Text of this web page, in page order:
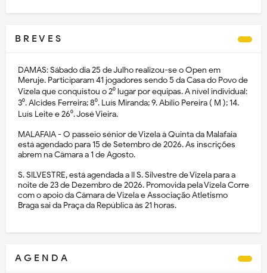
B R E V E S
DAMAS: Sábado dia 25 de Julho realizou-se o Open em
Meruje. Participaram 41 jogadores sendo 5 da Casa do Povo de
Vizela que conquistou o 2⁰ lugar por equipas. A nível individual:
3⁰. Alcides Ferreira; 8⁰. Luís Miranda; 9. Abílio Pereira ( M ); 14.
Luís Leite e 26⁰. José Vieira.
MALAFAIA - O passeio sénior de Vizela à Quinta da Malafaia
está agendado para 15 de Setembro de 2026. As inscrições
abrem na Câmara a 1 de Agosto.
S. SILVESTRE, está agendada a II S. Silvestre de Vizela para a
noite de 23 de Dezembro de 2026. Promovida pela Vizela Corre
com o apoio da Câmara de Vizela e Associação Atletismo
Braga sai da Praça da República às 21 horas.
A G E N D A